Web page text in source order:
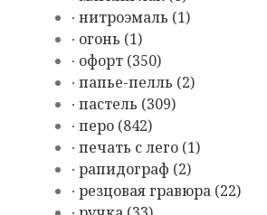
∙ нитроэмаль (1)
∙ огонь (1)
∙ офорт (350)
∙ папье-пелль (2)
∙ пастель (309)
∙ перо (842)
∙ печать с лего (1)
∙ рапидограф (2)
∙ резцовая гравюра (22)